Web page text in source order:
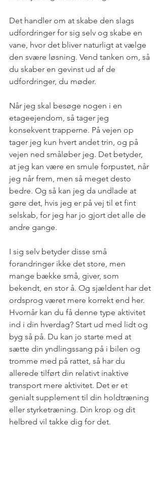
Det handler om at skabe den slags
udfordringer for sig selv og skabe en
vane, hvor det bliver naturligt at vælge
den svære løsning. Vend tanken om, så
du skaber en gevinst ud af de
udfordringer, du møder.
Når jeg skal besøge nogen i en
etageejendom, så tager jeg
konsekvent trapperne. På vejen op
tager jeg kun hvert andet trin, og på
vejen ned småløber jeg. Det betyder,
at jeg kan være en smule forpustet, når
jeg når frem, men så meget desto
bedre. Og så kan jeg da undlade at
gøre det, hvis jeg er på vej til et fint
selskab, for jeg har jo gjort det alle de
andre gange.
I sig selv betyder disse små
forandringer ikke det store, men
mange bække små, giver, som
bekendt, en stor å. Og sjældent har det
ordsprog været mere korrekt end her.
Hvornår kan du få denne type aktivitet
ind i din hverdag? Start ud med lidt og
byg så på. Du kan jo starte med at
sætte din yndlingssang på i bilen og
tromme med på rattet, så har du
allerede tilført din relativt inaktive
transport mere aktivitet. Det er et
genialt supplement til din holdtræning
eller styrketræning. Din krop og dit
helbred vil takke dig for det.